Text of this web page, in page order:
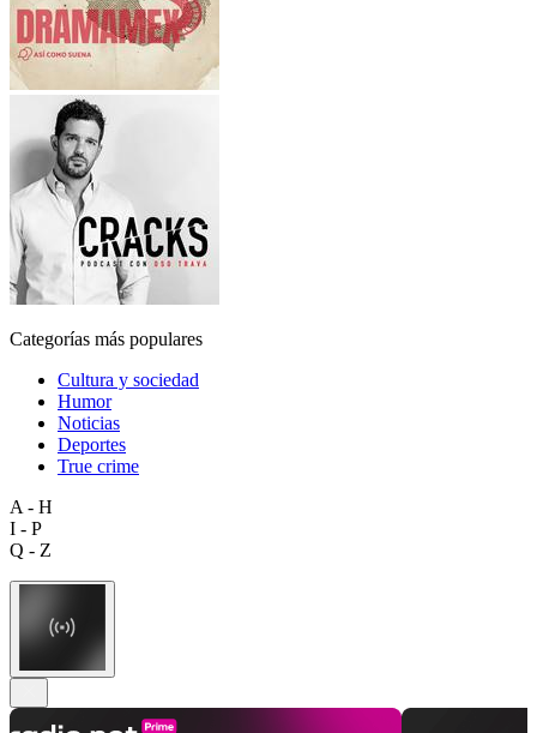
Categorías más populares
Cultura y sociedad
Humor
Noticias
Deportes
True crime
A - H
I - P
Q - Z